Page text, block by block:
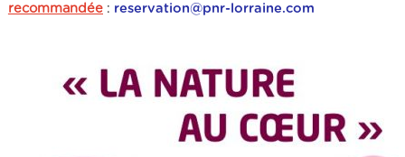
recommandée: reservation@pnr-lorraine.com